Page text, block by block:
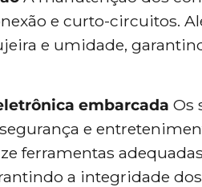
e curto-circuitos.
e umidade,
embarcada Os
e
ferramentas
a integridade